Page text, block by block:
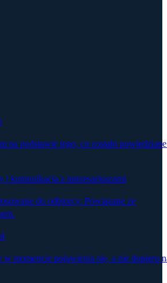
na podstawie tego, co zostało
i komunikacja z interesariuszami
do odbiorcy. Powiązane ze
momencie pojawienia się, a nie dopiero